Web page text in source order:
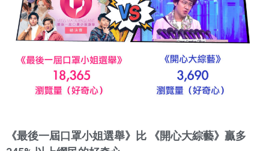
《最後一屆口罩小姐選舉》比 《開心大綜藝》贏多